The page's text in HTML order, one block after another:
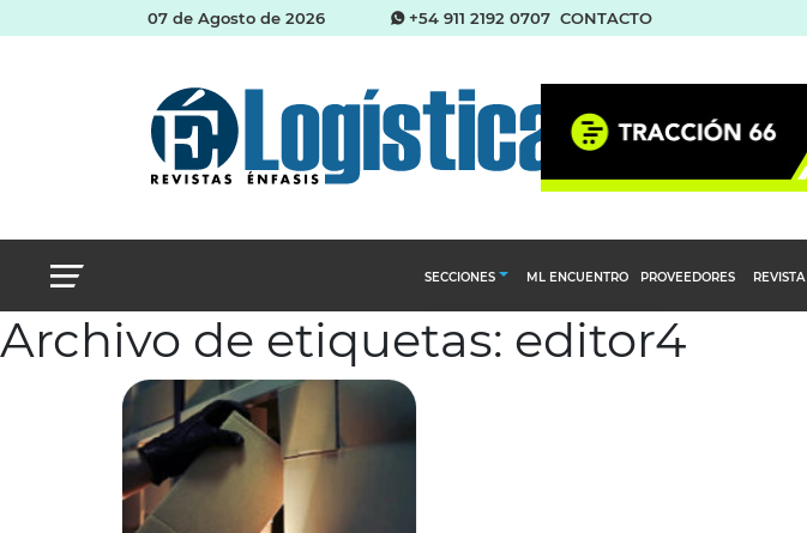
07 de Agosto de 2026 +54 911 2192 0707 CONTACTO
SECCIONES
Abastecimiento y compras
ML ENCUENTRO PROVEEDORES REVISTA
Archivo de etiquetas: editor4